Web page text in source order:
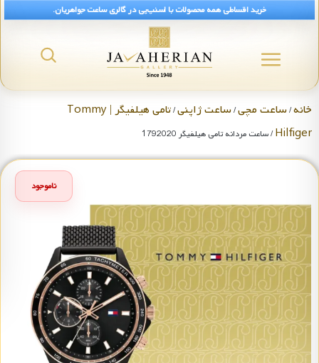
خرید اقساطی همه محصولات با اسنپ‌پی در گالری ساعت جواهریان.
خانه/ساعت مچی/ساعت ژاپنی/
تامی هیلفیگر | Tommy
Hilfiger/ ساعت مردانه تامی هیلفیگر 1792020
ناموجود